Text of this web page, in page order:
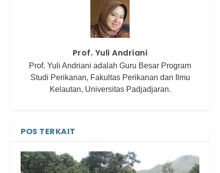
Prof. Yuli Andriani
Prof. Yuli Andriani adalah Guru Besar Program
Studi Perikanan, Fakultas Perikanan dan Ilmu
Kelautan, Universitas Padjadjaran.
POS TERKAIT